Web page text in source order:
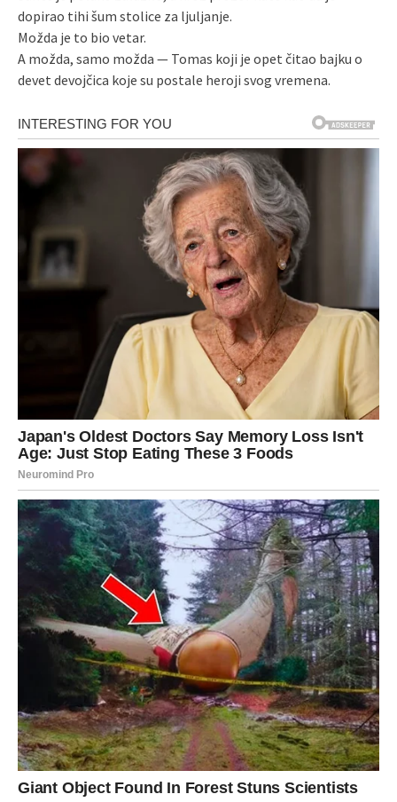
dopirao tihi šum stolice za ljuljanje.
Možda je to bio vetar.
A možda, samo možda — Tomas koji je opet čitao bajku o
devet devojčica koje su postale heroji svog vremena.